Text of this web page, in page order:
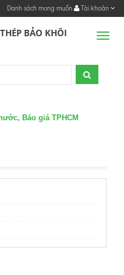
Danh sách mong muốn Tài khoản
BẢO KHÔI
Báo giá TPHCM